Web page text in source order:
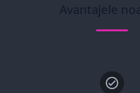
Avantajele